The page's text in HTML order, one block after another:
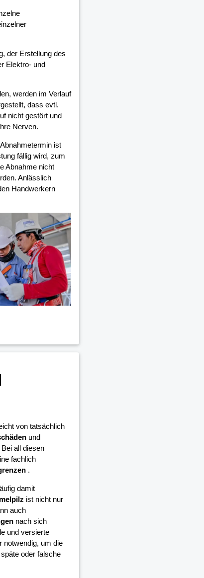
der Erstellung des
Elektro- und
werden im Verlauf
dass evtl.
nicht gestört und
Nerven.
ist
fällig wird, zum
Abnahme nicht
Anlässlich
Handwerkern
von tatsächlich
und
all diesen
fachlich
.
damit
ist nicht nur
auch
nach sich
und versierte
notwendig, um die
oder falsche